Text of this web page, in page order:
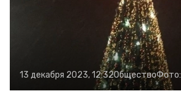
13 декабря 2023, 12:32ОбществоФото: